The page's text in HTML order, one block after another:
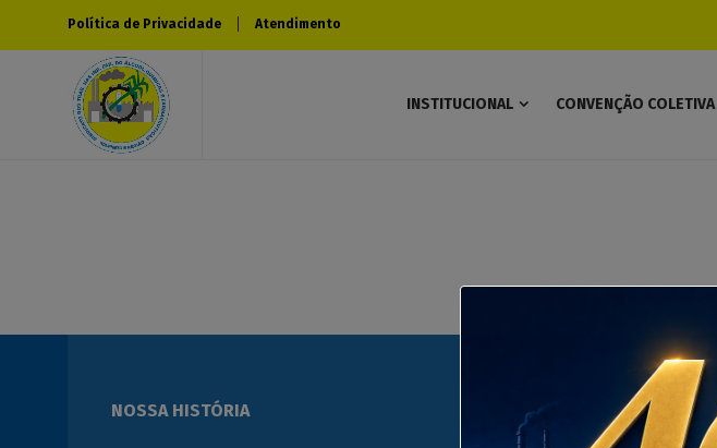
Política de Privacidade Atendimento
INSTITUCIONAL CONVENÇÃO COLETIVA
NOSSA HISTÓRIA